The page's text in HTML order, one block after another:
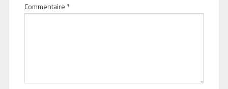
Commentaire *